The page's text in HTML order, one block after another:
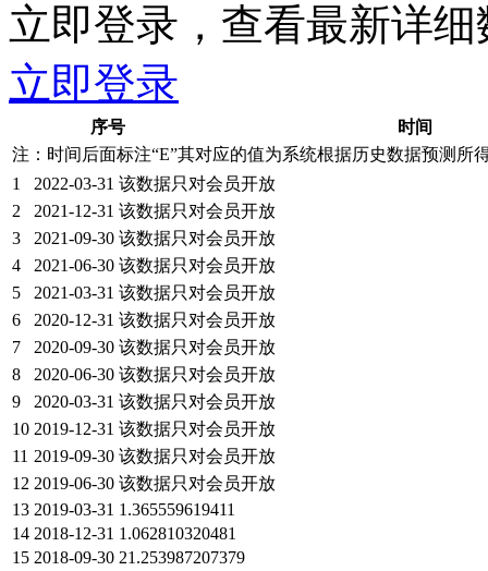
立即登录，查看最新详细
立即登录
序号
时间
注：时间后面标注“E”其对应的值为系统根据历史数据预测所
1
2022-03-31 该数据只对会员开放
2
2021-12-31 该数据只对会员开放
3
2021-09-30 该数据只对会员开放
4
2021-06-30 该数据只对会员开放
5
2021-03-31 该数据只对会员开放
6
2020-12-31 该数据只对会员开放
7
2020-09-30 该数据只对会员开放
8
2020-06-30 该数据只对会员开放
9
2020-03-31 该数据只对会员开放
10 2019-12-31 该数据只对会员开放
11 2019-09-30 该数据只对会员开放
12 2019-06-30 该数据只对会员开放
13 2019-03-31 1.365559619411
14 2018-12-31 1.062810320481
15 2018-09-30 21.253987207379